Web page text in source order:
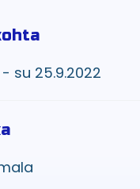
- su 25.9.2022